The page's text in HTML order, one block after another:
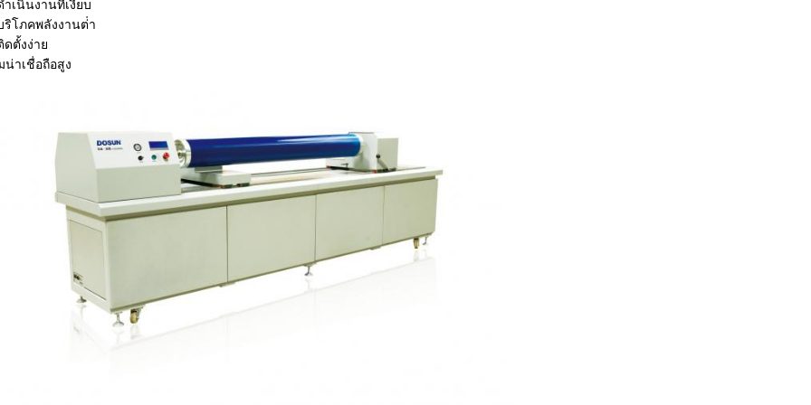
าเนินงานที่เงียบ
ริโภคพลังงานต่ํา
ดตั้งง่าย
น่าเชื่อถือสูง